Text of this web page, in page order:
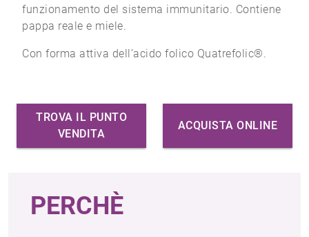
funzionamento del sistema immunitario. Contiene
pappa reale e miele.
Con forma attiva dell’acido folico Quatrefolic®.
TROVA IL PUNTO
VENDITA
ACQUISTA ONLINE
PERCHÈ